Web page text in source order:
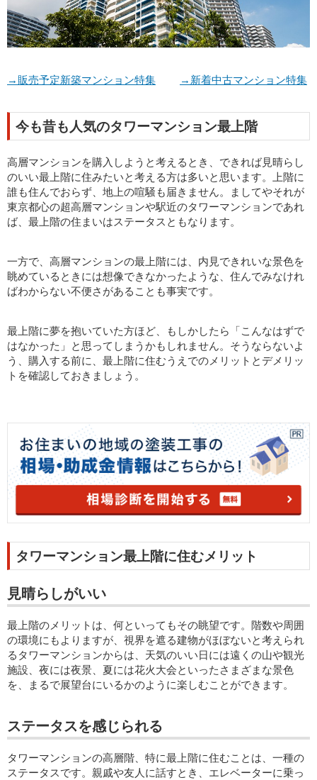
→販売予定新築マンション特集 →新着中古マンション特集
今も昔も人気のタワーマンション最上階
高層マンションを購入しようと考えるとき、できれば見晴らし
のいい最上階に住みたいと考える方は多いと思います。上階に
誰も住んでおらず、地上の喧騒も届きません。ましてやそれが
東京都心の超高層マンションや駅近のタワーマンションであれ
ば、最上階の住まいはステータスともなります。
一方で、高層マンションの最上階には、内見できれいな景色を
眺めているときには想像できなかったような、住んでみなけれ
ばわからない不便さがあることも事実です。
最上階に夢を抱いていた方ほど、もしかしたら「こんなはずで
はなかった」と思ってしまうかもしれません。そうならないよ
う、購入する前に、最上階に住むうえでのメリットとデメリッ
トを確認しておきましょう。
タワーマンション最上階に住むメリット
見晴らしがいい
最上階のメリットは、何といってもその眺望です。階数や周囲
の環境にもよりますが、視界を遮る建物がほぼないと考えられ
るタワーマンションからは、天気のいい日には遠くの山や観光
施設、夜には夜景、夏には花火大会といったさまざまな景色
を、まるで展望台にいるかのように楽しむことができます。
ステータスを感じられる
タワーマンションの高層階、特に最上階に住むことは、一種の
ステータスです。親戚や友人に話すとき、エレベーターに乗っ